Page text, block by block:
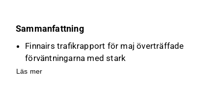
Sammanfattning
Finnairs trafikrapport för maj överträffade
förväntningarna med stark
passagerarbeläggning och högre biljettpriser,
Läs mer